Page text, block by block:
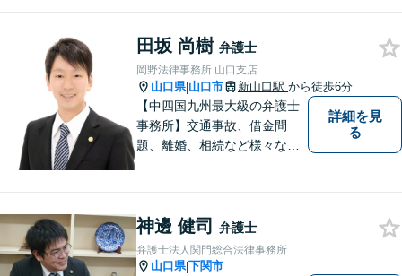
田坂 尚樹 弁護士
岡野法律事務所 山口支店
山口県|山口市 新山口駅 から徒歩6分
【中四国九州最大級の弁護士
事務所】交通事故、借金問
題、離婚、相続など様々な問
い！
詳細を見
る
神邊 健司 弁護士
弁護士法人関門総合法律事務所
山口県|下関市